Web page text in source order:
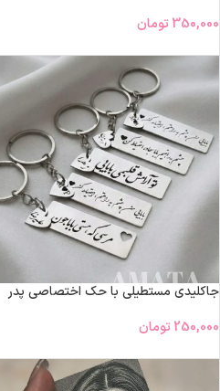
350,000 تومان
جاکلیدی مستطیلی با حک اختصاصی پدر
250,000 تومان